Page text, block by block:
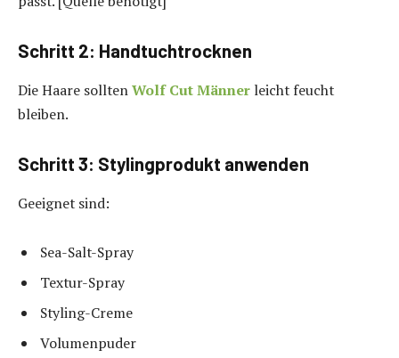
Schritt 2: Handtuchtrocknen
Die Haare solltenWolf Cut Männer leicht feucht
bleiben.
Schritt 3: Stylingprodukt anwenden
Geeignet sind:
Sea-Salt-Spray
Textur-Spray
Styling-Creme
Volumenpuder